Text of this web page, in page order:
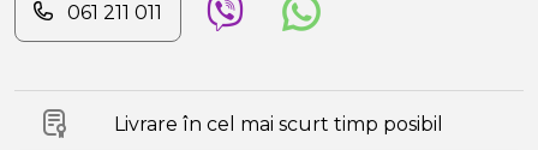
061 211 011
Livrare în cel mai scurt timp posibil